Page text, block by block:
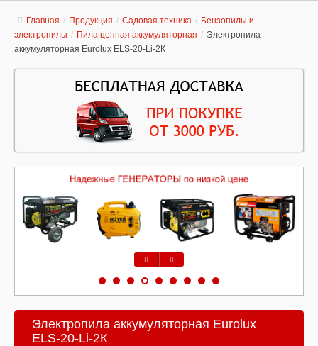
Главная / Продукция / Садовая техника / Бензопилы и
электропилы / Пила цепная аккумуляторная / Электропила
аккумуляторная Eurolux ELS-20-Li-2К
Электропила аккумуляторная Eurolux
ELS-20-Li-2К